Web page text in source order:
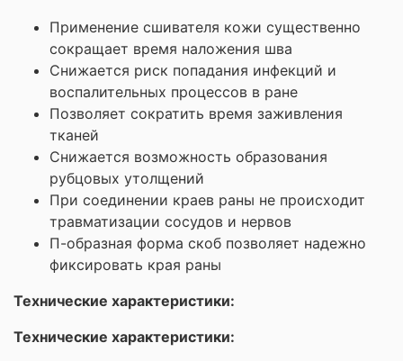
Применение сшивателя кожи существенно
сокращает время наложения шва
Снижается риск попадания инфекций и
воспалительных процессов в ране
Позволяет сократить время заживления
тканей
Снижается возможность образования
рубцовых утолщений
При соединении краев раны не происходит
травматизации сосудов и нервов
П-образная форма скоб позволяет надежно
фиксировать края раны
Технические характеристики:
Технические характеристики: